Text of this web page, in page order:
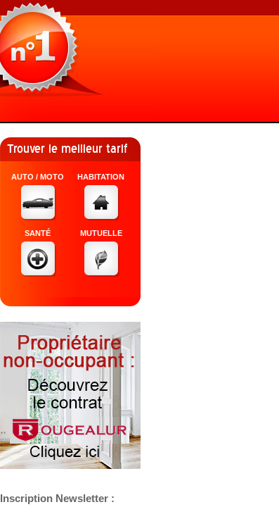
Trouver le meilleur tarif
AUTO / MOTO HABITATION
SANTÉ MUTUELLE
Inscription Newsletter :